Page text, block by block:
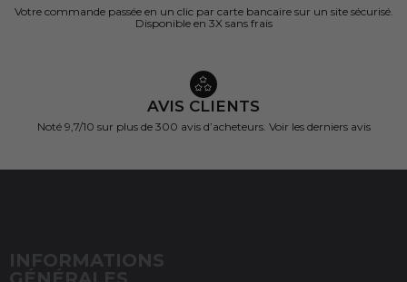
Votre commande passée en un clic par carte bancaire sur un site sécurisé.
Disponible en 3X sans frais
AVIS CLIENTS
Noté 9,7/10 sur plus de 300 avis d’acheteurs. Voir les derniers avis
INFORMATIONS